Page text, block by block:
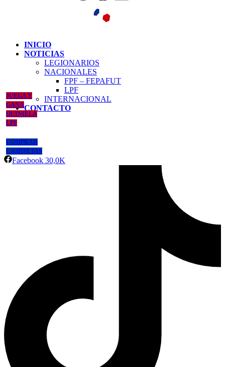
INICIO
NOTICIAS
LEGIONARIOS
NACIONALES
FPF – FEPAFUT
LPF
INTERNACIONAL
CONTACTO
JUEGA Y
GANA
QUINIELA
LPF
COMPRAR
CAMISETAS
Facebook 30,0K